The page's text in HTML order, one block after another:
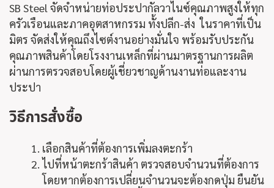
SB Steel จัดจำหน่ายท่อประปากัลวาไนซ์คุณภาพสูงให้ทุก
ครัวเรือนและภาคอุตสาหกรรม ทั้งปลีก-ส่ง ในราคาที่เป็น
มิตร จัดส่งให้คุณถึงไซต์งานอย่างมั่นใจ พร้อมรับประกัน
คุณภาพสินค้าโดยโรงงานเหล็กที่ผ่านมาตรฐานการผลิต
ผ่านการตรวจสอบโดยผู้เชี่ยวชาญด้านงานท่อและงาน
ประปา
วิธีการสั่งซื้อ
เลือกสินค้าที่ต้องการเพิ่มลงตะกร้า
ไปที่หน้าตะกร้าสินค้า ตรวจสอบจำนวนที่ต้องการ
โดยหากต้องการเปลี่ยนจำนวนจะต้องกดปุ่ม ยืนยัน